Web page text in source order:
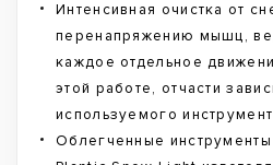
Интенсивная очистка от
перенапряжению мышц,
каждое отдельное
этой работе, отчасти
используемого
Облегченные